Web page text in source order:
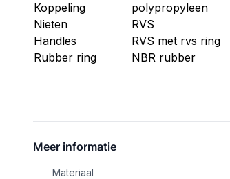
Koppeling
polypropyleen
Nieten
RVS
Handles
RVS met rvs ring
Rubber ring
NBR rubber
Meer informatie
Materiaal